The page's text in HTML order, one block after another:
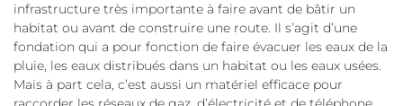
infrastructure très importante à faire avant de bâtir un
habitat ou avant de construire une route. Il s’agit d’une
fondation qui a pour fonction de faire évacuer les eaux de la
pluie, les eaux distribués dans un habitat ou les eaux usées.
Mais à part cela, c’est aussi un matériel efficace pour